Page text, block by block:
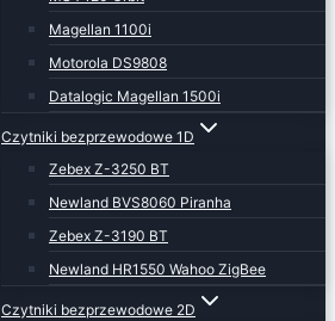
Magellan 1100i
Motorola DS9808
Datalogic Magellan 1500i
Czytniki bezprzewodowe 1D
Zebex Z-3250 BT
Newland BVS8060 Piranha
Zebex Z-3190 BT
Newland HR1550 Wahoo ZigBee
Czytniki bezprzewodowe 2D